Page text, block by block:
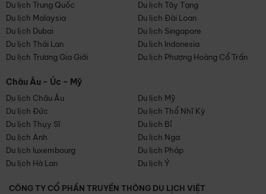
Du lịch Trung Quốc
Du lịch Tây Tạng
Du lịch Malaysia
Du lịch Đài Loan
Du lịch Dubai
Du lịch Singapore
Du lịch Thái Lan
Du lịch Indonesia
Du lịch Trương Gia Giới
Du lịch Phượng Hoàng Cổ Trấn
Châu Âu - Úc - Mỹ
Du lịch Châu Âu
Du lịch Mỹ
Du lịch Đức
Du lịch Thổ Nhĩ Kỳ
Du lịch Thụy Sĩ
Du lịch Bỉ
Du lịch Anh
Du lịch Nga
Du lịch luxembourg
Du lịch Pháp
Du lịch Hà Lan
Du lịch Ý
CÔNG TY CỔ PHẦN TRUYỀN THÔNG DU LỊCH VIỆT